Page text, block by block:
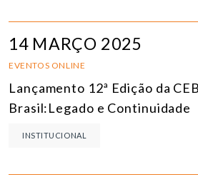
14 MARÇO 2025
EVENTOS ONLINE
Lançamento 12ª Edição da
Brasil:Legado e Continuidade
INSTITUCIONAL